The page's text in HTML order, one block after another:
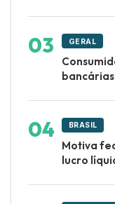
GERAL
BRASIL
Motiva
lucro